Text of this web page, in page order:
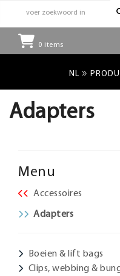
0 items
NL »
Adapters
Menu
Accessoires
Adapters
Boeien & lift bags
Clips, webbing &